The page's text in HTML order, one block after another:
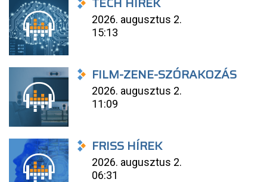
2026. augusztus 2.
15:13
FILM-ZENE-SZÓRAKOZÁS
2026. augusztus 2.
11:09
FRISS HÍREK
2026. augusztus 2.
06:31